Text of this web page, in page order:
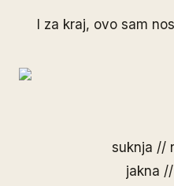
I za kraj, ovo sam
suknja //
jakna